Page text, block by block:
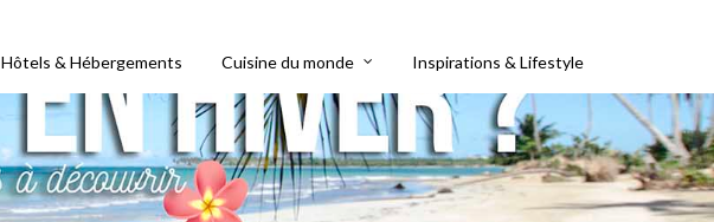
Hôtels & Hébergements Cuisine du monde Inspirations & Lifestyle